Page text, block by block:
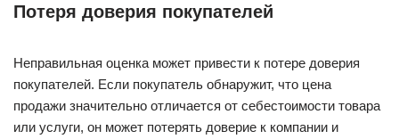
Потеря доверия покупателей
Неправильная оценка может привести к потере доверия
покупателей. Если покупатель обнаружит, что цена
продажи значительно отличается от себестоимости товара
или услуги, он может потерять доверие к компании и